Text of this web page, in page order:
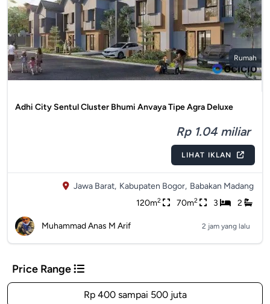
Rumah
Adhi City Sentul Cluster Bhumi Anvaya Tipe Agra Deluxe
Rp 1.04 miliar
LIHAT IKLAN
Jawa Barat, Kabupaten Bogor, Babakan Madang
120m2 70m2 3 2
Muhammad Anas M Arif 2 jam yang lalu
Price Range
Rp 400 sampai 500 juta